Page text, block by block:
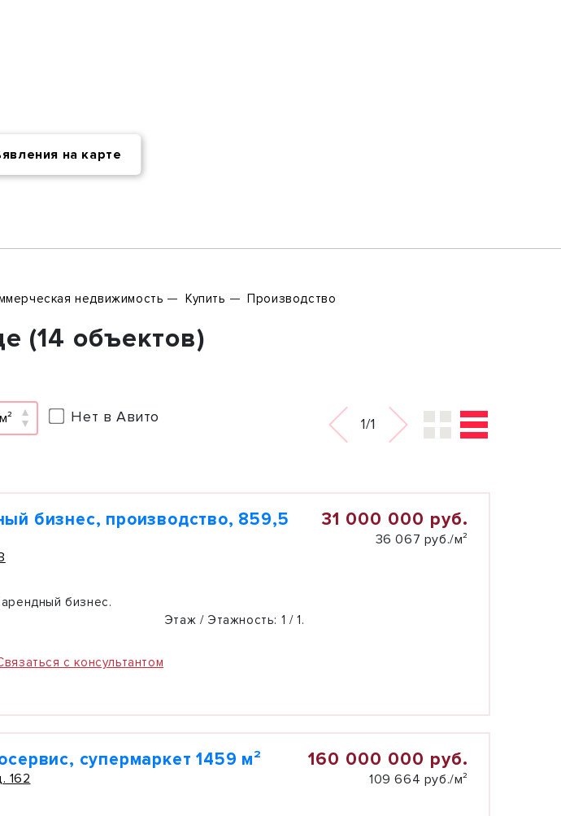
на карте
недвижимость Купить Производство
(14 объектов)
Нет в Авито 1/1
бизнес, производство, 859,5
31 000 000 руб.
36 067 руб./м²
бизнес.
Этаж / Этажность: 1 / 1.
с консультантом
супермаркет 1459 м²
162
160 000 000 руб.
109 664 руб./м²